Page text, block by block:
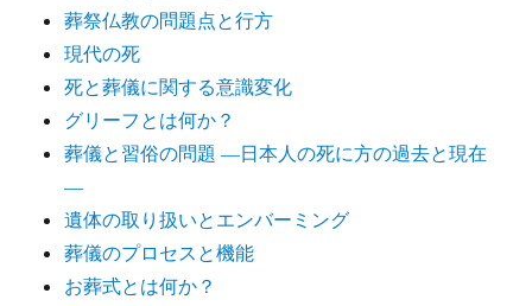
葬祭仏教の問題点と行方
現代の死
死と葬儀に関する意識変化
グリーフとは何か？
葬儀と習俗の問題 ―日本人の死に方の過去と現在
―
遺体の取り扱いとエンバーミング
葬儀のプロセスと機能
お葬式とは何か？